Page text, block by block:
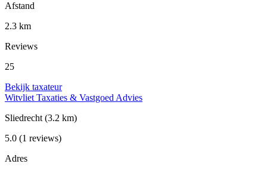
Afstand
2.3 km
Reviews
25
Bekijk taxateur
Witvliet Taxaties & Vastgoed Advies
Sliedrecht (3.2 km)
5.0 (1 reviews)
Adres